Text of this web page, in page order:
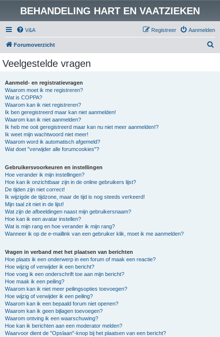
BEHANDELING HART EN VAATZIEKEN
V&A Aanmelden
Registreer
Forumoverzicht
Veelgestelde vragen
Aanmeld- en registratievragen
Waarom moet ik me registreren?
Wat is COPPA?
Waarom kan ik niet registreren?
Ik ben geregistreerd maar kan niet aanmelden!
Waarom kan ik niet aanmelden?
Ik heb me ooit geregistreerd maar kan nu niet meer aanmelden!?
Ik weet mijn wachtwoord niet meer!
Waarom word ik automatisch afgemeld?
Wat doet "verwijder alle forumcookies"?
Gebruikersvoorkeuren en instellingen
Hoe verander ik mijn instellingen?
Hoe kan ik onzichtbaar zijn in de online gebruikers lijst?
De tijden zijn niet correct!
Ik wijzigde de tijdzone, maar de tijd is nog steeds verkeerd!
Mijn taal zit niet in de lijst!
Wat zijn de afbeeldingen naast mijn gebruikersnaam?
Hoe kan ik een avatar instellen?
Wat is mijn rang en hoe verander ik mijn rang?
Wanneer ik op de e-maillink van een gebruiker klik, moet ik me aanmelden?
Vragen in verband met het plaatsen van berichten
Hoe plaats ik een onderwerp in een forum of maak een reactie?
Hoe wijzig of verwijder ik een bericht?
Hoe voeg ik een onderschrift toe aan mijn bericht?
Hoe maak ik een peiling?
Waarom kan ik niet meer peilingsopties toevoegen?
Hoe wijzig of verwijder ik een peiling?
Waarom kan ik een bepaald forum niet openen?
Waarom kan ik geen bijlagen toevoegen?
Waarom ontving ik een waarschuwing?
Hoe kan ik berichten aan een moderator melden?
Waarvoor dient de "Opslaan"-knop bij het plaatsen van een bericht?